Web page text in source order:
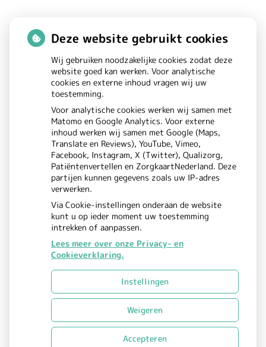
Maandag:
Dinsdag:
08.00 - 17.00
Woensdag:
08.00 - 17.00
Donderdag:
08.00 - 17.00
Vrijdag:
08.00 - 17.00
Uw Zorg Online
Privacy verklaring|Cookie-
|Voorwaarden
Deze website gebruikt cookies
Wij gebruiken noodzakelijke cookies zodat deze
website goed kan werken. Voor analytische
cookies en externe inhoud vragen wij uw
toestemming.
Voor analytische cookies werken wij samen met
Matomo en Google Analytics. Voor externe
inhoud werken wij samen met Google (Maps,
Translate en Reviews), YouTube, Vimeo,
Facebook, Instagram, X (Twitter), Qualizorg,
Patiëntenvertellen en ZorgkaartNederland. Deze
partijen kunnen gegevens zoals uw IP-adres
verwerken.
Via Cookie-instellingen onderaan de website
kunt u op ieder moment uw toestemming
intrekken of aanpassen.
Lees meer over onze Privacy- en
Cookieverklaring.
Instellingen
Weigeren
Accepteren